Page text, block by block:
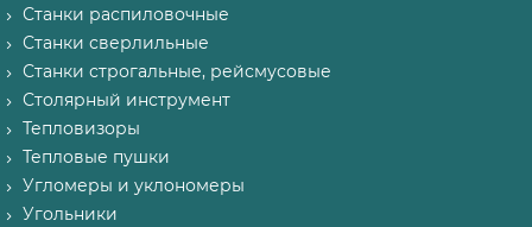
Станки распиловочные
Станки сверлильные
Станки строгальные, рейсмусовые
Столярный инструмент
Тепловизоры
Тепловые пушки
Угломеры и уклономеры
Угольники